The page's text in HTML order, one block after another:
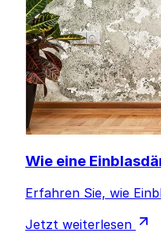
Wie eine
Erfahren Sie, wie
Jetzt weiterlesen